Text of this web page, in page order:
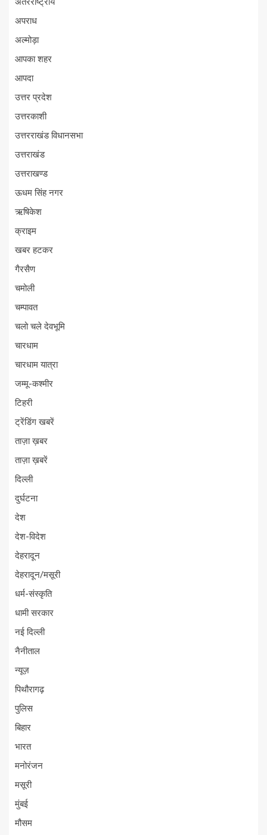
अपराध
अल्मोड़ा
आपका शहर
आपदा
उत्तर प्रदेश
उत्तरकाशी
उत्तरराखंड विधानसभा
उत्तराखंड
उत्तराखण्ड
ऊधम सिंह नगर
ऋषिकेश
क्राइम
खबर हटकर
गैरसैण
चमोली
चम्पावत
चलो चले देवभूमि
चारधाम
चारधाम यात्रा
जम्मू-कश्मीर
टिहरी
ट्रेंडिंग खबरें
ताज़ा ख़बर
ताज़ा ख़बरें
दिल्ली
दुर्घटना
देश
देश-विदेश
देहरादून
देहरादून/मसूरी
धर्म-संस्कृति
धामी सरकार
नई दिल्ली
नैनीताल
न्यूज़
पिथौरागढ़
पुलिस
बिहार
भारत
मनोरंजन
मसूरी
मुंबई
मौसम